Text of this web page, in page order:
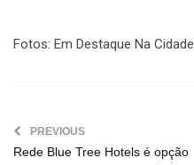
Fotos: Em Destaque Na Cidade
PREVIOUS
Rede Blue Tree Hotels é opção